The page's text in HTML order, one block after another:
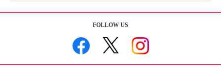
FOLLOW US